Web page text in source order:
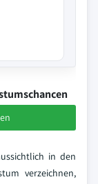
in den
verzeichnen,